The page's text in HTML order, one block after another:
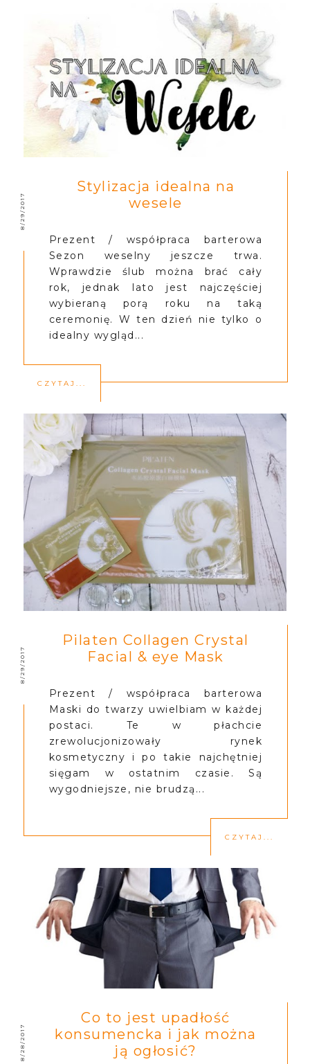
8/29/2017
Stylizacja idealna na
wesele
Prezent / współpraca barterowa
Sezon weselny jeszcze trwa.
Wprawdzie ślub można brać cały
rok, jednak lato jest najczęściej
wybieraną porą roku na taką
ceremonię. W ten dzień nie tylko o
idealny wygląd...
CZYTAJ...
8/29/2017
Pilaten Collagen Crystal
Facial & eye Mask
Prezent / współpraca barterowa
Maski do twarzy uwielbiam w każdej
postaci. Te w płachcie
zrewolucjonizowały rynek
kosmetyczny i po takie najchętniej
sięgam w ostatnim czasie. Są
wygodniejsze, nie brudzą...
CZYTAJ...
8/28/2017
Co to jest upadłość
konsumencka i jak można
ją ogłosić?